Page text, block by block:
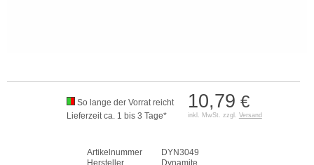
10,79 €
inkl. MwSt. zzgl. Versand
So lange der Vorrat reicht
Lieferzeit ca. 1 bis 3 Tage*
Artikelnummer
DYN3049
Hersteller
Dynamite